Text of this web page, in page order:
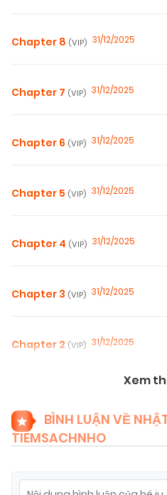
Chapter 8 (VIP) 31/12/2025
Chapter 7 (VIP) 31/12/2025
Chapter 6 (VIP) 31/12/2025
Chapter 5 (VIP) 31/12/2025
Chapter 4 (VIP) 31/12/2025
Chapter 3 (VIP) 31/12/2025
Chapter 2 (VIP) 31/12/2025
Xem
BÌNH LUẬN VỀ
TIEMSACHNHO